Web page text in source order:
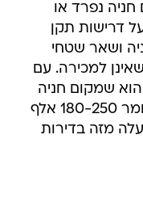
חניה נפרד או
דרישות תקן
ושאר שטחי
למכירה. עם
שמקום חניה
מוסיף 8%-10% לשווי הדירה, כלומר 180-250 אלף
מזה בדירות